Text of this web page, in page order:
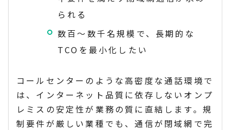
られる
数百〜数千名規模で、長期的な
TCOを最小化したい
コールセンターのような高密度な通話環境で
は、インターネット品質に依存しないオンプ
レミスの安定性が業務の質に直結します。規
制要件が厳しい業種でも、通信が閉域網で完